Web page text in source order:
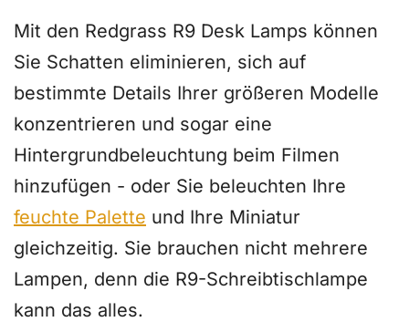
Mit den Redgrass R9 Desk Lamps können
Sie Schatten eliminieren, sich auf
bestimmte Details Ihrer größeren Modelle
konzentrieren und sogar eine
Hintergrundbeleuchtung beim Filmen
hinzufügen - oder Sie beleuchten Ihre
feuchte Palette und Ihre Miniatur
gleichzeitig. Sie brauchen nicht mehrere
Lampen, denn die R9-Schreibtischlampe
kann das alles.